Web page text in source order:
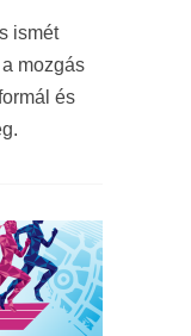
ismét
mozgás
és